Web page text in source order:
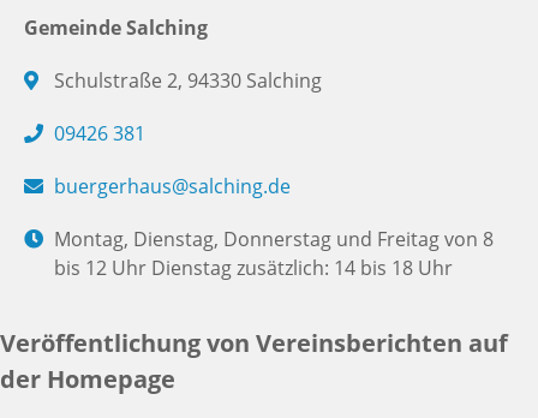
Gemeinde Salching
Schulstraße 2, 94330 Salching
09426 381
buergerhaus@salching.de
Montag, Dienstag, Donnerstag und Freitag von 8
bis 12 Uhr Dienstag zusätzlich: 14 bis 18 Uhr
Veröffentlichung von Vereinsberichten auf
der Homepage